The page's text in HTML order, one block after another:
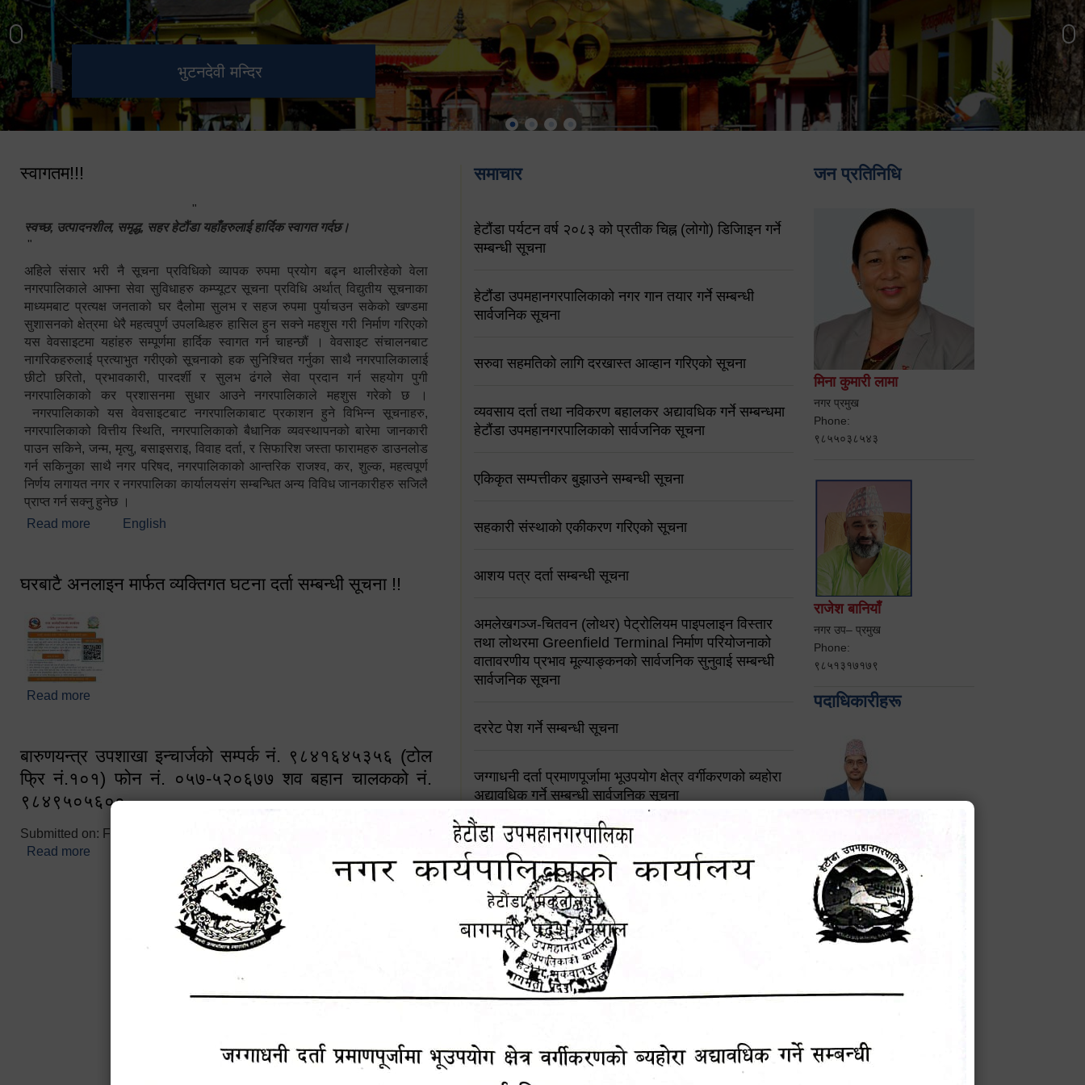
भुटनदेवी मन्दिर
स्मारक
हेटौंडा उपमहानगरपालिका नगर
कार्यपालिकाको कार्यालय
मनकामना डाँडाबाट देखिएको दृश्य
स्वागतम!!!
"
स्वच्छ, उत्पादनशील, समृद्ध, सहर हेटौंडा यहाँहरुलाई हार्दिक स्वागत गर्दछ।
"
अहिले संसार भरी नै सूचना प्रविधिको व्यापक रुपमा प्रयोग बढ्न थालीरहेको वेला
नगरपालिकाले आफ्ना सेवा सुविधाहरु कम्प्यूटर सूचना प्रविधि अर्थात् विद्युतीय सूचनाका
माध्यमबाट प्रत्यक्ष जनताको घर दैलोमा सुलभ र सहज रुपमा पुर्याचउन सकेको खण्डमा
सुशासनको क्षेत्रमा धेरै महत्वपुर्ण उपलब्धिहरु हासिल हुन सक्ने महशुस गरी निर्माण गरिएको
यस वेवसाइटमा यहांहरु सम्पूर्णमा हार्दिक स्वागत गर्न चाहन्छौं । वेवसाइट संचालनबाट
नागरिकहरुलाई प्रत्याभुत गरीएको सूचनाको हक सुनिश्चित गर्नुका साथै नगरपालिकालाई
छीटो छरितो, प्रभावकारी, पारदर्शी र सुलभ ढंगले सेवा प्रदान गर्न सहयोग पुगी
नगरपालिकाको कर प्रशासनमा सुधार आउने नगरपालिकाले महशुस गरेको छ ।
नगरपालिकाको यस वेवसाइटबाट नगरपालिकाबाट प्रकाशन हुने विभिन्न सूचनाहरु,
नगरपालिकाको वित्तीय स्थिति, नगरपालिकाको बैधानिक व्यवस्थापनको बारेमा जानकारी
पाउन सकिने, जन्म, मृत्यु, बसाइसराइ, विवाह दर्ता, र सिफारिश जस्ता फारामहरु डाउनलोड
गर्न सकिनुका साथै नगर परिषद, नगरपालिकाको आन्तरिक राजश्व, कर, शुल्क, महत्वपूर्ण
निर्णय लगायत नगर र नगरपालिका कार्यालयसंग सम्बन्धित अन्य विविध जानकारीहरु सजिलै
प्राप्त गर्न सक्नु हुनेछ ।
Read more about स्वागतम!!!
English
घरबाटै अनलाइन मार्फत व्यक्तिगत घटना दर्ता सम्बन्धी सूचना !!
Read more
बारुणयन्त्र उपशाखा इन्चार्जको सम्पर्क नं. ९८४१६४५३५६ (टोल
फ्रि नं.१०१) फोन नं. ०५७-५२०६७७ शव बहान चालकको नं.
९८४९५०५६००
Submitted on: Fri, 02/25/2022 - 10:50
Read more about बारुणयन्त्र उपशाखा इन्चार्जको सम्पर्क नं. ९८४१६४५३५६ (टोल फ्रि
नं.१०१) फोन नं. ०५७-५२०६७७ शव बहान चालकको नं. ९८४९५०५६००
समाचार
हेटौंडा पर्यटन वर्ष २०८३ को प्रतीक चिह्न (लोगो) डिजिाइन गर्ने
सम्बन्धी सूचना
हेटौंडा उपमहानगरपालिकाको नगर गान तयार गर्ने सम्बन्धी
सार्वजनिक सूचना
सरुवा सहमतिको लागि दरखास्त आव्हान गरिएको सूचना
व्यवसाय दर्ता तथा नविकरण बहालकर अद्यावधिक गर्ने सम्बन्धमा
हेटौंडा उपमहानगरपालिकाको सार्वजनिक सूचना
एकिकृत सम्पत्तीकर बुझाउने सम्बन्धी सूचना
सहकारी संस्थाको एकीकरण गरिएको सूचना
आशय पत्र दर्ता सम्बन्धी सूचना
अमलेखगञ्ज-चितवन (लोथर) पेट्रोलियम पाइपलाइन विस्तार
तथा लोथरमा Greenfield Terminal निर्माण परियोजनाको
वातावरणीय प्रभाव मूल्याङ्कनको सार्वजनिक सुनुवाई सम्बन्धी
सार्वजनिक सूचना
दररेट पेश गर्ने सम्बन्धी सूचना
जग्गाधनी दर्ता प्रमाणपूर्जामा भूउपयोग क्षेत्र वर्गीकरणको ब्यहोरा
अद्यावधिक गर्ने सम्बन्धी सार्वजनिक सूचना
आशय पत्र दर्ता सम्बन्धी सूचना
शिक्षक सरुवा सहमतिका लागि दरखास्त आव्हान सम्बन्धी सूचना !
हेटौंडा उपमहानगरपालिकाको सूची दर्ता सम्बन्धी सूचना
चुरियामाई सुरुङको संरक्षण तथा व्यवस्थापनको जिम्मेवारी
पोषाक र परिचयपत्र अनिवार्य लगाउने सम्बन्धमा ।
जन प्रतिनिधि
मिना कुमारी लामा
नगर प्रमुख
Phone:
९८५५०३८५४३
राजेश बानियाँ
नगर उप– प्रमुख
Phone:
९८५१३१७१७९
पदाधिकारीहरू
प्रमुख प्रशासकीय अधिकृत
Phone: 9855010111
सविन न्यौपाने